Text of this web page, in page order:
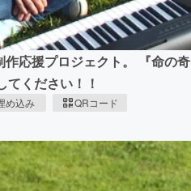
応援プロジェクト。 『命の奇
ください！！
め込み QRコード